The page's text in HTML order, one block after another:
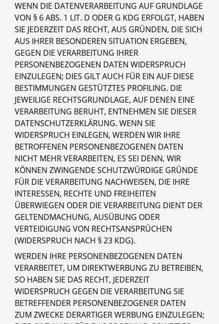
WENN DIE DATENVERARBEITUNG AUF GRUNDLAGE
VON § 6 ABS. 1 LIT. D ODER G KDG ERFOLGT, HABEN
SIE JEDERZEIT DAS RECHT, AUS GRÜNDEN, DIE SICH
AUS IHRER BESONDEREN SITUATION ERGEBEN,
GEGEN DIE VERARBEITUNG IHRER
PERSONENBEZOGENEN DATEN WIDERSPRUCH
EINZULEGEN; DIES GILT AUCH FÜR EIN AUF DIESE
BESTIMMUNGEN GESTÜTZTES PROFILING. DIE
JEWEILIGE RECHTSGRUNDLAGE, AUF DENEN EINE
VERARBEITUNG BERUHT, ENTNEHMEN SIE DIESER
DATENSCHUTZERKLÄRUNG. WENN SIE
WIDERSPRUCH EINLEGEN, WERDEN WIR IHRE
BETROFFENEN PERSONENBEZOGENEN DATEN
NICHT MEHR VERARBEITEN, ES SEI DENN, WIR
KÖNNEN ZWINGENDE SCHUTZWÜRDIGE GRÜNDE
FÜR DIE VERARBEITUNG NACHWEISEN, DIE IHRE
INTERESSEN, RECHTE UND FREIHEITEN
ÜBERWIEGEN ODER DIE VERARBEITUNG DIENT DER
GELTENDMACHUNG, AUSÜBUNG ODER
VERTEIDIGUNG VON RECHTSANSPRÜCHEN
(WIDERSPRUCH NACH § 23 KDG).
WERDEN IHRE PERSONENBEZOGENEN DATEN
VERARBEITET, UM DIREKTWERBUNG ZU BETREIBEN,
SO HABEN SIE DAS RECHT, JEDERZEIT
WIDERSPRUCH GEGEN DIE VERARBEITUNG SIE
BETREFFENDER PERSONENBEZOGENER DATEN
ZUM ZWECKE DERARTIGER WERBUNG EINZULEGEN;